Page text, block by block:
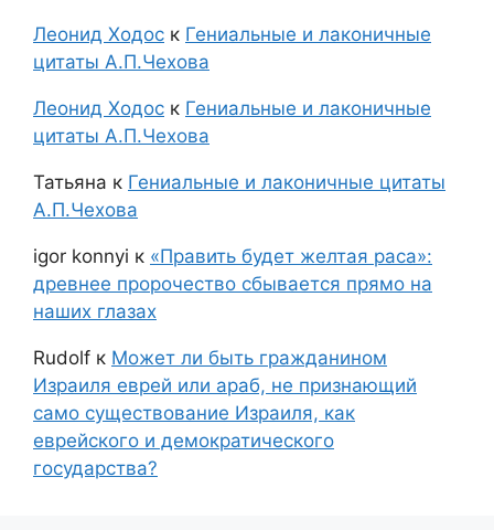
Леонид Ходос к Гениальные и лаконичные
цитаты А.П.Чехова
Леонид Ходос к Гениальные и лаконичные
цитаты А.П.Чехова
Татьяна к Гениальные и лаконичные цитаты
А.П.Чехова
igor konnyi к «Править будет желтая раса»:
древнее пророчество сбывается прямо на
наших глазах
Rudolf к Может ли быть гражданином
Израиля еврей или араб, не признающий
само существование Израиля, как
еврейского и демократического
государства?